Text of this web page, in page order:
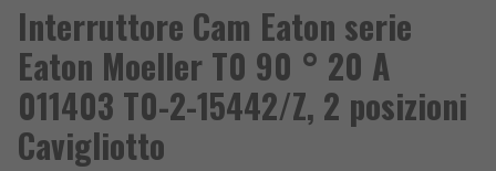
Interruttore Cam Eaton serie
Eaton Moeller T0 90 ° 20 A
011403 T0-2-15442/Z, 2 posizioni
Cavigliotto